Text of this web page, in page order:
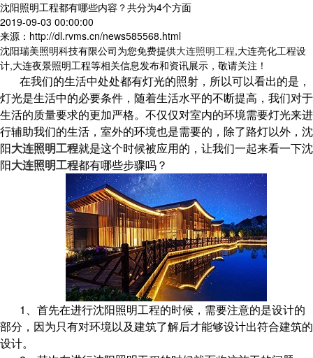
沈阳照明工程都有哪些内容？共分为4个方面
2019-09-03 00:00:00
来源：http://dl.rvms.cn/news585568.html
沈阳瑞美照明科技有限公司为您免费提供大连照明工程,大连亮化工程设
计,大连夜景照明工程等相关信息发布和资讯展示，敬请关注！
在我们的生活中处处都有灯光的照射，所以可以看出的是，
灯光是生活中的必要条件，随着生活水平的不断提高，我们对于
生活的质量要求的更加严格。不仅仅对室内的环境需要灯光来进
行辅助我们的生活，室外的环境也是需要的，除了路灯以外，沈
阳大连照明工程就是这个时候被应用的，让我们一起来看一下沈
阳大连照明工程都有哪些步骤吗？
1、首先在进行沈阳照明工程的时候，需要注意的是设计的
部分，因为只有对环境以及建筑了解后才能够设计出符合建筑的
设计。